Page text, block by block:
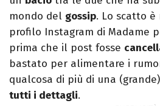
mondo del gossip. Lo scatto
profilo Instagram di Madame
prima che il post fosse
bastato per alimentare i
qualcosa di più di una
tutti i dettagli.